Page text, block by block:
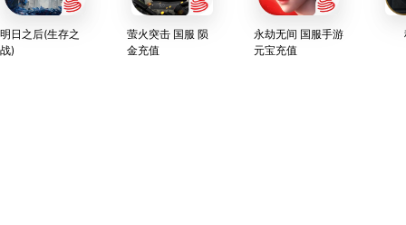
明日之后(生存之
战)
萤火突击 国服 陨
金充值
永劫无间 国服手游
元宝充值